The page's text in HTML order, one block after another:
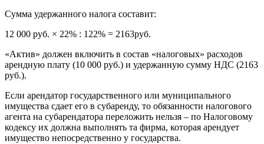
Сумма удержанного налога составит:
12 000 руб. × 22% : 122% = 2163руб.
«Актив» должен включить в состав «налоговых» расходов
арендную плату (10 000 руб.) и удержанную сумму НДС (2163
руб.).
Если арендатор государственного или муниципального
имущества сдает его в субаренду, то обязанности налогового
агента на субарендатора переложить нельзя – по Налоговому
кодексу их должна выполнять та фирма, которая арендует
имущество непосредственно у государства.